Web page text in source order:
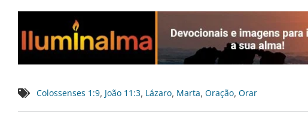
Colossenses 1:9, João 11:3, Lázaro, Marta, Oração, Orar